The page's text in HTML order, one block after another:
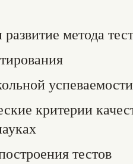
метода
успеваемости
критерии
тестов